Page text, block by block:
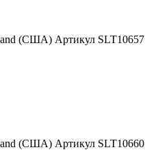
(США) Артикул SLT10657
(США) Артикул SLT10660